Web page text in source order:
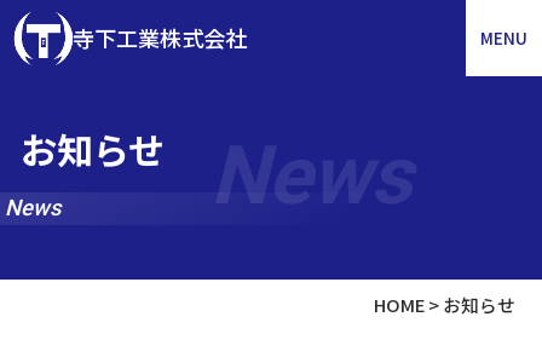
寺下工業株式会社 MENU
お知らせ
News News
HOME>お知らせ